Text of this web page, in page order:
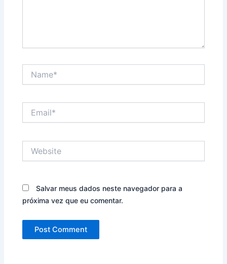
Salvar meus dados neste navegador para a
próxima vez que eu comentar.